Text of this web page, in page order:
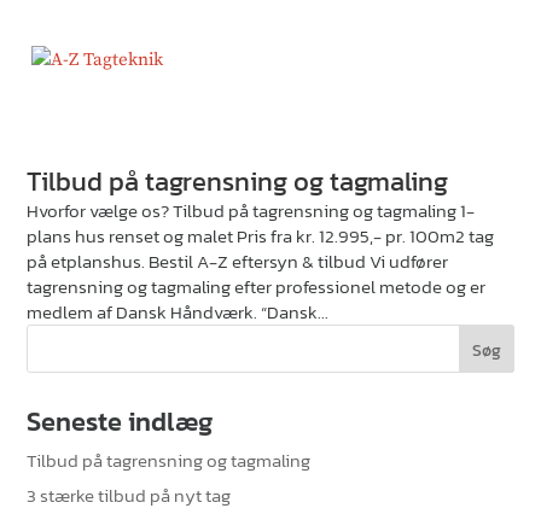
Tilbud på tagrensning og tagmaling
Hvorfor vælge os? Tilbud på tagrensning og tagmaling 1-
plans hus renset og malet Pris fra kr. 12.995,- pr. 100m2 tag
på etplanshus. Bestil A-Z eftersyn & tilbud Vi udfører
tagrensning og tagmaling efter professionel metode og er
medlem af Dansk Håndværk. “Dansk...
Seneste indlæg
Tilbud på tagrensning og tagmaling
3 stærke tilbud på nyt tag